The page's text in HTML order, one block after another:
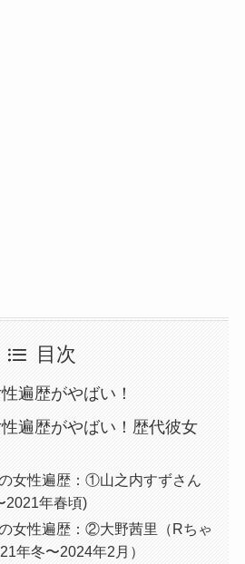
目次
遍歴がやばい！
遍歴がやばい！歴代彼女
女性遍歴：①山之内すずさん
2021年春頃)
女性遍歴：②大野茜里（Rちゃ
年冬〜2024年2月）